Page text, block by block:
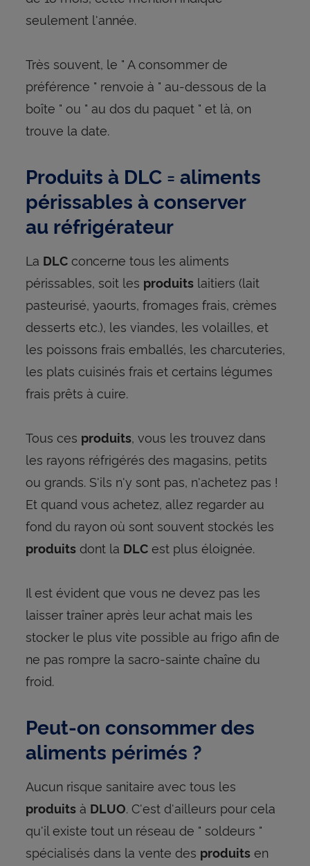
seulement l'année.
Très souvent, le " A consommer de
préférence " renvoie à " au-dessous de la
boîte " ou " au dos du paquet " et là, on
trouve la date.
Produits à DLC = aliments
périssables à conserver
au réfrigérateur
La DLCconcerne tous les aliments
périssables, soit les produitslaitiers (lait
pasteurisé, yaourts, fromages frais, crèmes
desserts etc.), les viandes, les volailles, et
les poissons frais emballés, les charcuteries,
les plats cuisinés frais et certains légumes
frais prêts à cuire.
Tous ces produits, vous les trouvez dans
les rayons réfrigérés des magasins, petits
ou grands. S'ils n'y sont pas, n'achetez pas !
Et quand vous achetez, allez regarder au
fond du rayon où sont souvent stockés les
produitsdont la DLCest plus éloignée.
Il est évident que vous ne devez pas les
laisser traîner après leur achat mais les
stocker le plus vite possible au frigo afin de
ne pas rompre la sacro-sainte chaîne du
froid.
Peut-on consommer des
aliments périmés ?
Aucun risque sanitaire avec tous les
produitsà DLUO. C'est d'ailleurs pour cela
qu'il existe tout un réseau de " soldeurs "
spécialisés dans la vente des produitsen